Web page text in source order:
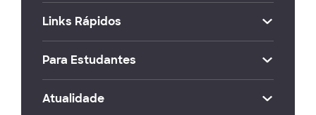
Links Rápidos
Para Estudantes
Atualidade